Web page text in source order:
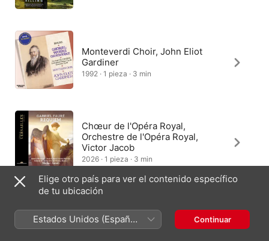
Monteverdi Choir, John Eliot
Gardiner
1992 · 1 pieza · 3 min
Chœur de l'Opéra Royal,
Orchestre de l'Opéra Royal,
Victor Jacob
2026 · 1 pieza · 3 min
Bernarda Fink, Raphaël Pichon
2016 · 1 pieza · 3 min
Elige otro país para ver el contenido específico
de tu ubicación
Estados Unidos (Español
México)
Continuar